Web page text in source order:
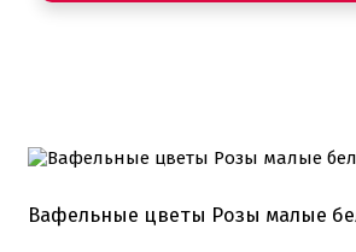
Вафельные цветы Розы малые